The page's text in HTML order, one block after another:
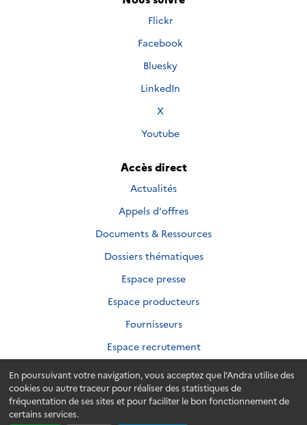
En poursuivant votre navigation, vous acceptez que l’Andra utilise des
cookies ou autre traceur pour réaliser des statistiques de
fréquentation de ses sites et pour faciliter le bon fonctionnement de
certains services.
Nous
sur
Flickr
Nous
sur
Facebook
Nous
sur
Bluesky
Nous
LinkedIn
Nous
sur
X
Nous
sur
Youtube
Accès direct
Actualités
Appels d'offres
Documents & Ressources
Dossiers thématiques
Espace presse
Espace producteurs
Fournisseurs
Espace recrutement
Plan du site Accessibilité Crédits
Mentions légales
Données personnelles